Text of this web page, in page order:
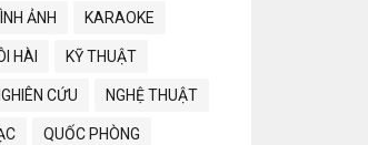
ẢNH KARAOKE
HÀI KỸ THUẬT
CỨU NGHỆ THUẬT
QUỐC PHÒNG